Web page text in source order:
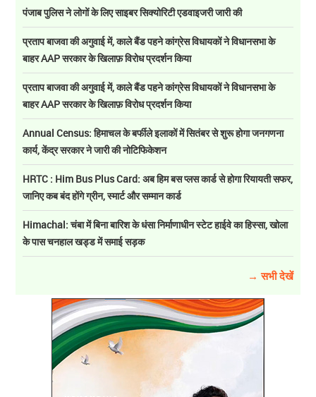
पंजाब पुलिस ने लोगों के लिए साइबर सिक्योरिटी एडवाइजरी जारी की
प्रताप बाजवा की अगुवाई में, काले बैंड पहने कांग्रेस विधायकों ने विधानसभा के
बाहर AAP सरकार के खिलाफ़ विरोध प्रदर्शन किया
प्रताप बाजवा की अगुवाई में, काले बैंड पहने कांग्रेस विधायकों ने विधानसभा के
बाहर AAP सरकार के खिलाफ़ विरोध प्रदर्शन किया
Annual Census: हिमाचल के बर्फीले इलाकों में सितंबर से शुरू होगा जनगणना
कार्य, केंद्र सरकार ने जारी की नोटिफिकेशन
HRTC : Him Bus Plus Card: अब हिम बस प्लस कार्ड से होगा रियायती सफर,
जानिए कब बंद होंगे ग्रीन, स्मार्ट और सम्मान कार्ड
Himachal: चंबा में बिना बारिश के धंसा निर्माणाधीन स्टेट हाईवे का हिस्सा, खोला
के पास चनहाल खड्ड में समाई सड़क
→ सभी देखें